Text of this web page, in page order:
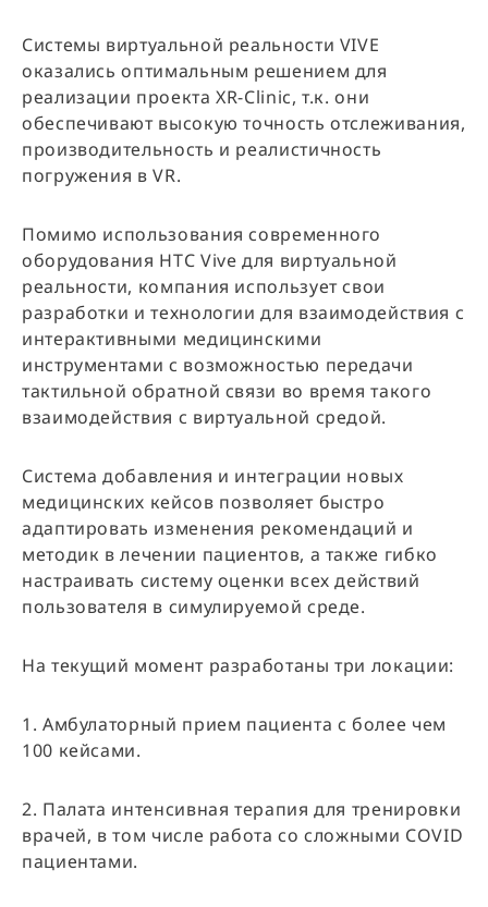
Системы виртуальной реальности VIVE
оказались оптимальным решением для
реализации проекта XR-Clinic, т.к. они
обеспечивают высокую точность отслеживания,
производительность и реалистичность
погружения в VR.
Помимо использования современного
оборудования HTC Vive для виртуальной
реальности, компания использует свои
разработки и технологии для взаимодействия с
интерактивными медицинскими
инструментами с возможностью передачи
тактильной обратной связи во время такого
взаимодействия с виртуальной средой.
Система добавления и интеграции новых
медицинских кейсов позволяет быстро
адаптировать изменения рекомендаций и
методик в лечении пациентов, а также гибко
настраивать систему оценки всех действий
пользователя в симулируемой среде.
На текущий момент разработаны три локации:
1. Амбулаторный прием пациента с более чем
100 кейсами.
2. Палата интенсивная терапия для тренировки
врачей, в том числе работа со сложными COVID
пациентами.